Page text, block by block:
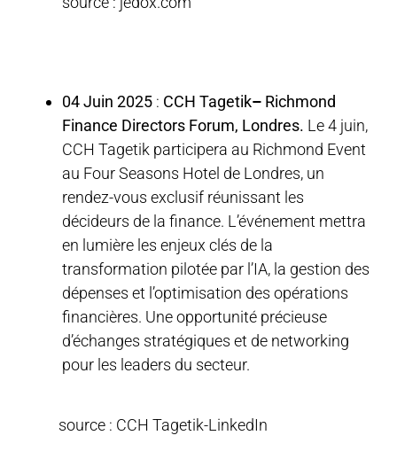
04 Juin 2025 : CCH Tagetik– Richmond
Finance Directors Forum, Londres. Le 4 juin,
CCH Tagetik participera au Richmond Event
au Four Seasons Hotel de Londres, un
rendez-vous exclusif réunissant les
décideurs de la finance. L’événement mettra
en lumière les enjeux clés de la
transformation pilotée par l’IA, la gestion des
dépenses et l’optimisation des opérations
financières. Une opportunité précieuse
d’échanges stratégiques et de networking
pour les leaders du secteur.
source : CCH Tagetik-LinkedIn